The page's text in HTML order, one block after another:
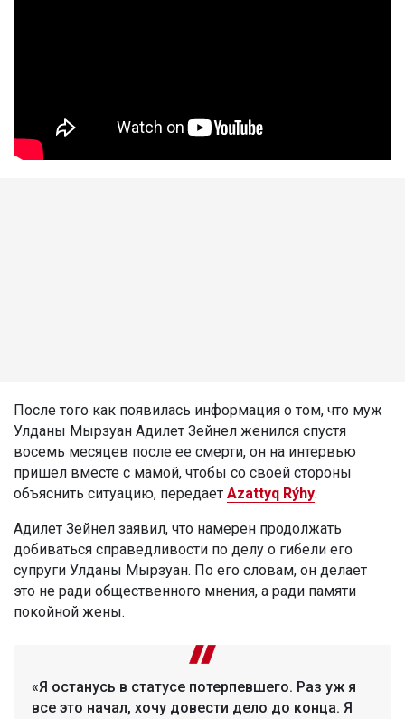
После того как появилась информация о том, что муж
Улданы Мырзуан Адилет Зейнел женился спустя
восемь месяцев после ее смерти, он на интервью
пришел вместе с мамой, чтобы со своей стороны
объяснить ситуацию, передает Azattyq Rýhy.
Адилет Зейнел заявил, что намерен продолжать
добиваться справедливости по делу о гибели его
супруги Улданы Мырзуан. По его словам, он делает
это не ради общественного мнения, а ради памяти
покойной жены.
«Я останусь в статусе потерпевшего. Раз уж я
все это начал, хочу довести дело до конца. Я